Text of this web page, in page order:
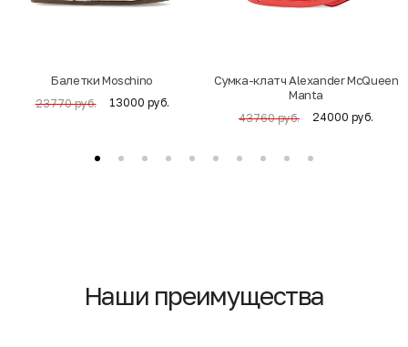
Балетки Moschino
23770 руб. 13000 руб.
Cумка-клатч Alexander McQueen
Manta
43760 руб. 24000 руб.
Наши преимущества